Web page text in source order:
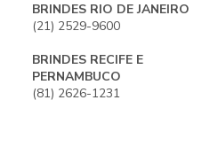
BRINDES RIO DE JANEIRO
(21) 2529-9600
BRINDES RECIFE E
PERNAMBUCO
(81) 2626-1231